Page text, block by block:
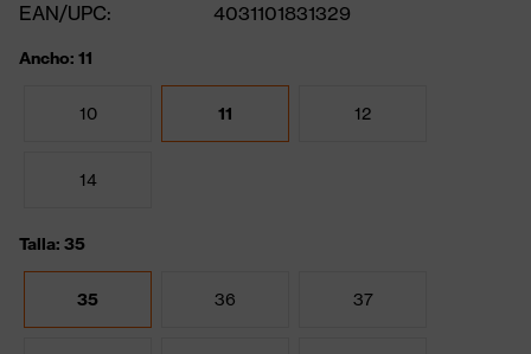
EAN/UPC:
4031101831329
Ancho: 11
10 11 12
14
Talla: 35
35 36 37